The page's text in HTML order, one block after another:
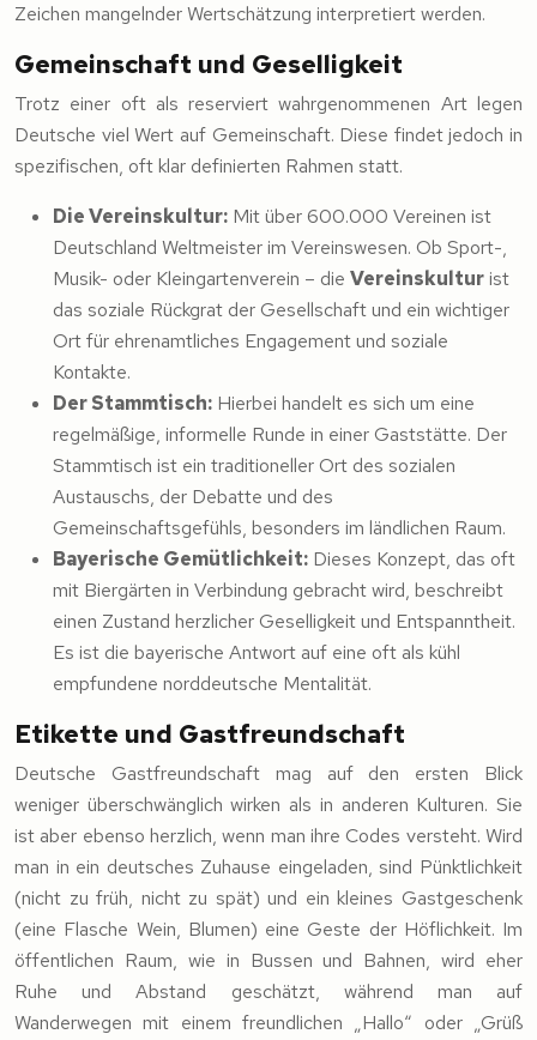
Zeichen mangelnder Wertschätzung interpretiert werden.
Gemeinschaft und Geselligkeit
Trotz einer oft als reserviert wahrgenommenen Art legen
Deutsche viel Wert auf Gemeinschaft. Diese findet jedoch in
spezifischen, oft klar definierten Rahmen statt.
Die Vereinskultur: Mit über 600.000 Vereinen ist
Deutschland Weltmeister im Vereinswesen. Ob Sport-,
Musik- oder Kleingartenverein – die Vereinskulturist
das soziale Rückgrat der Gesellschaft und ein wichtiger
Ort für ehrenamtliches Engagement und soziale
Kontakte.
Der Stammtisch: Hierbei handelt es sich um eine
regelmäßige, informelle Runde in einer Gaststätte. Der
Stammtisch ist ein traditioneller Ort des sozialen
Austauschs, der Debatte und des
Gemeinschaftsgefühls, besonders im ländlichen Raum.
Bayerische Gemütlichkeit: Dieses Konzept, das oft
mit Biergärten in Verbindung gebracht wird, beschreibt
einen Zustand herzlicher Geselligkeit und Entspanntheit.
Es ist die bayerische Antwort auf eine oft als kühl
empfundene norddeutsche Mentalität.
Etikette und Gastfreundschaft
Deutsche Gastfreundschaft mag auf den ersten Blick
weniger überschwänglich wirken als in anderen Kulturen. Sie
ist aber ebenso herzlich, wenn man ihre Codes versteht. Wird
man in ein deutsches Zuhause eingeladen, sind Pünktlichkeit
(nicht zu früh, nicht zu spät) und ein kleines Gastgeschenk
(eine Flasche Wein, Blumen) eine Geste der Höflichkeit. Im
öffentlichen Raum, wie in Bussen und Bahnen, wird eher
Ruhe und Abstand geschätzt, während man auf
Wanderwegen mit einem freundlichen „Hallo“ oder „Grüß